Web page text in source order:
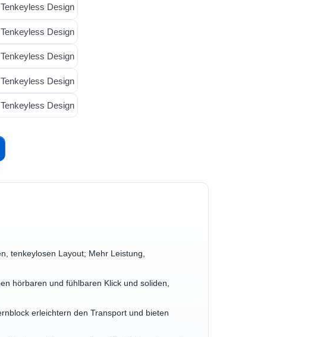
tenkeylosen Layout; Mehr Leistung,
hörbaren und fühlbaren Klick und soliden,
erleichtern den Transport und bieten